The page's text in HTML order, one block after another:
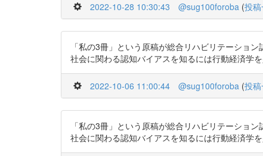
2022-10-28 10:30:43 @sug100foroba (投
「私の3冊」という原稿が総合リハビリテーショ
社会に関わる認知バイアスを知るには行動経済学
2022-10-06 11:00:44 @sug100foroba (投
「私の3冊」という原稿が総合リハビリテーショ
社会に関わる認知バイアスを知るには行動経済学